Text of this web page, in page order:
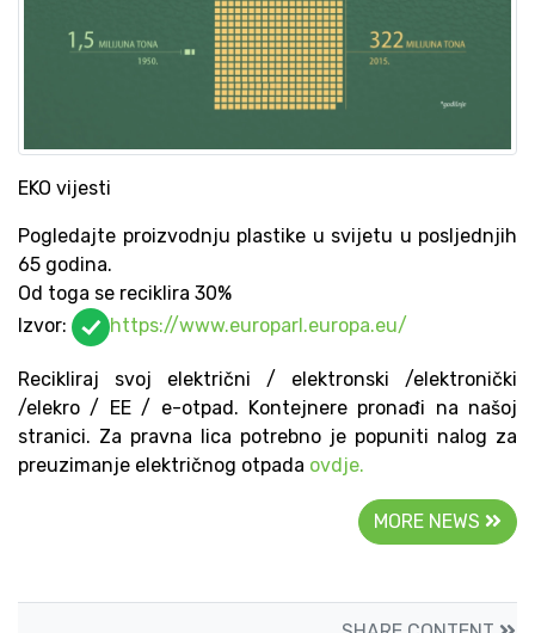
EKO vijesti
Pogledajte proizvodnju plastike u svijetu u posljednjih
65 godina.
Od toga se reciklira 30%
Izvor:
https://www.europarl.europa.eu/
Recikliraj svoj električni / elektronski /elektronički
/elekro / EE / e-otpad. Kontejnere pronađi na našoj
stranici. Za pravna lica potrebno je popuniti nalog za
preuzimanje električnog otpada ovdje.
MORE NEWS